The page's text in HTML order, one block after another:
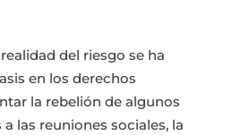
del riesgo se ha
en los derechos
la rebelión de algunos
las reuniones sociales, la